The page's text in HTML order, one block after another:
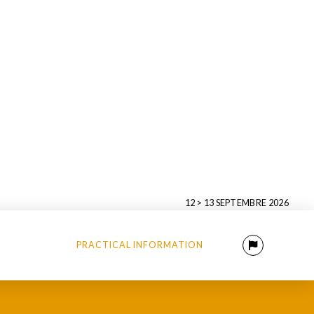
12 > 13 SEPTEMBRE 2026
PRACTICAL INFORMATION